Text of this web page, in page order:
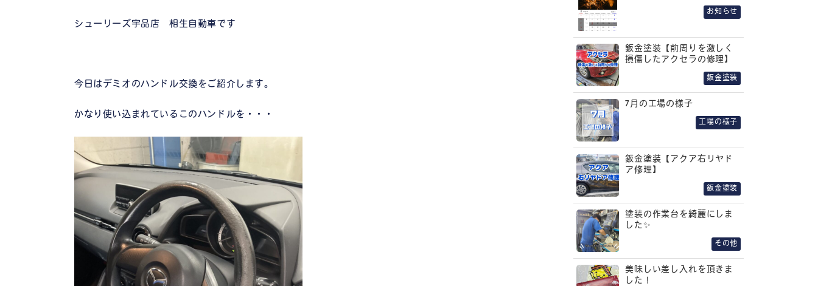
シューリーズ宇品店 相生自動車です
今日はデミオのハンドル交換をご紹介します。
かなり使い込まれているこのハンドルを・・・
お知らせ
鈑金塗装【前周りを激しく
損傷したアクセラの修理】
鈑金塗装
7月の工場の様子
工場の様子
鈑金塗装【アクア右リヤド
ア修理】
鈑金塗装
塗装の作業台を綺麗にしま
した✨
その他
美味しい差し入れを頂きま
した！